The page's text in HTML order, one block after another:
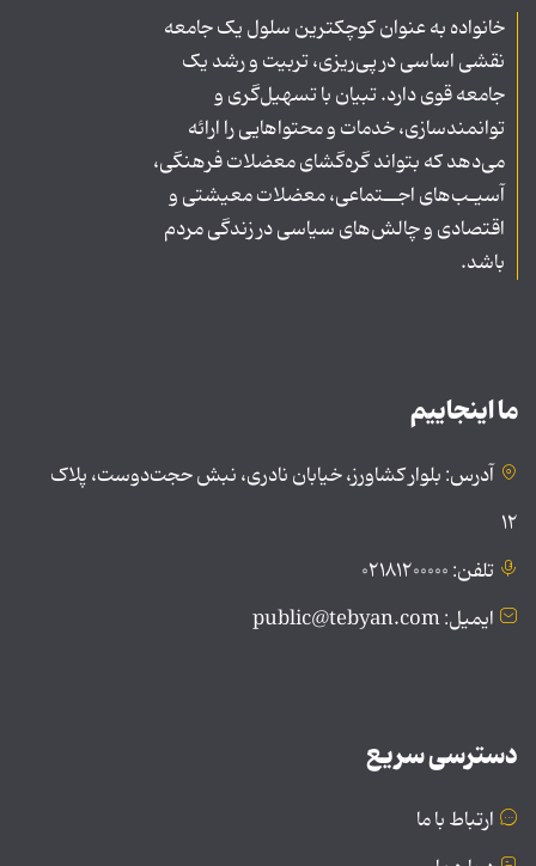
خانواده به عنوان کوچکترین سلول یک جامعه
نقشی اساسی در پی‌ریزی، تربیت و رشد یک
جامعه قوی دارد. تبیان با تسهیل‌گری و
توانمندسازی، خدمات و محتواهایی را ارائه
می‌دهد که بتواند گره‌گشای معضلات فرهنگی،
آسیـب‌های اجــتماعی، معضلات معیشتی و
اقتصادی و چالش‌های سیاسی در زندگی مردم
باشد.
ما اینجاییم
آدرس: بلوار کشاورز، خیابان نادری، نبش حجت‌دوست، پلاک
۱۲
تلفن: ۰۲۱۸۱۲۰۰۰۰۰
ایمیل: public@tebyan.com
دسترسی سریع
ارتباط با ما